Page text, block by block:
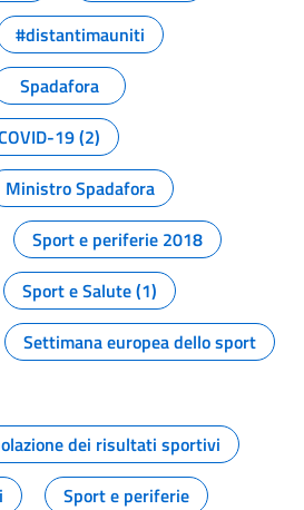
#distantimauniti
Spadafora
19 (2)
Ministro Spadafora
Sport e periferie 2018
Sport e Salute (1)
Settimana europea dello sport
dei risultati sportivi
Sport e periferie